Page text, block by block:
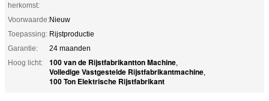
herkomst:
Voorwaarde:Nieuw
Toepassing: Rijstproductie
Garantie:
24 maanden
Hoog licht:
100 van de Rijstfabrikantton Machine,
Volledige Vastgestelde Rijstfabrikantmachine,
100 Ton Elektrische Rijstfabrikant